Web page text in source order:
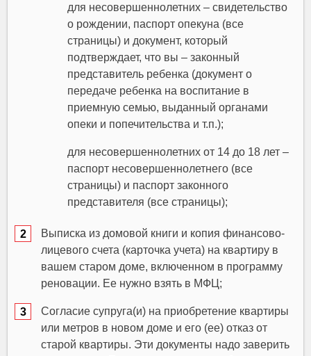
для несовершеннолетних – свидетельство
о рождении, паспорт опекуна (все
страницы) и документ, который
подтверждает, что вы – законный
представитель ребенка (документ о
передаче ребенка на воспитание в
приемную семью, выданный органами
опеки и попечительства и т.п.);
для несовершеннолетних от 14 до 18 лет –
паспорт несовершеннолетнего (все
страницы) и паспорт законного
представителя (все страницы);
Выписка из домовой книги и копия финансово-
лицевого счета (карточка учета) на квартиру в
вашем старом доме, включенном в программу
реновации. Ее нужно взять в МФЦ;
Согласие супруга(и) на приобретение квартиры
или метров в новом доме и его (ее) отказ от
старой квартиры. Эти документы надо заверить